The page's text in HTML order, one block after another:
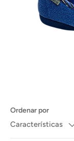
Ordenar por
Características